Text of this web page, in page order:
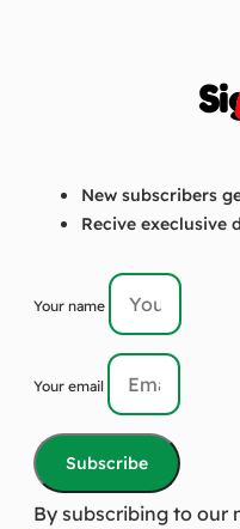
New subscribers
Recive execlusive
Your name
Your email
Subscribe
By subscribing to our